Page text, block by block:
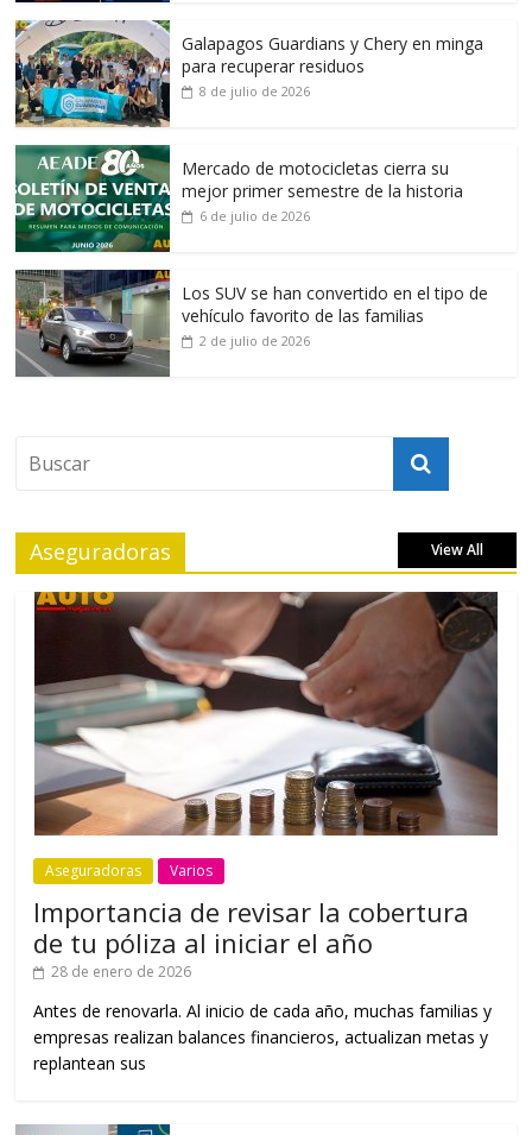
Galapagos Guardians y Chery en minga
para recuperar residuos
8 de julio de 2026
Mercado de motocicletas cierra su
mejor primer semestre de la historia
6 de julio de 2026
Los SUV se han convertido en el tipo de
vehículo favorito de las familias
2 de julio de 2026
Aseguradoras View All
Aseguradoras Varios
Importancia de revisar la cobertura
de tu póliza al iniciar el año
28 de enero de 2026
Antes de renovarla. Al inicio de cada año, muchas familias y
empresas realizan balances financieros, actualizan metas y
replantean sus